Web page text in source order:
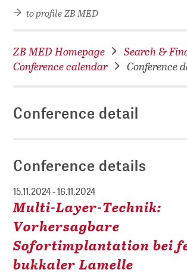
to profile ZB MED
ZB MED Homepage
Search &
Conference calendar
Conference
Conference detail
Conference details
15.11.2024 - 16.11.2024
Multi-Layer-Technik:
Vorhersagbare
Sofortimplantation bei
bukkaler Lamelle